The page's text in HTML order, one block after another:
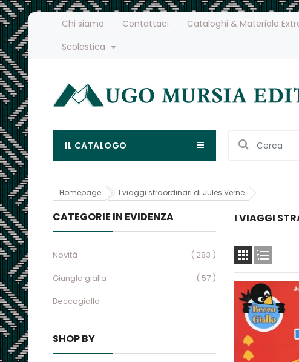
Chi siamo Contattaci Cataloghi & Materiale
Scolastica
IL CATALOGO
Homepage I viaggi straordinari di Jules Verne
CATEGORIE IN EVIDENZA
Novità
( 283 )
Giungla gialla
( 57 )
Beccogiallo
SHOP BY
I VIAGGI
 